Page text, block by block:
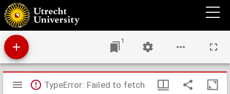
Bijdrage tot de kennis der compensatorische raddraaiing van het oog
1
MiradorTypeError: Failed to fetch